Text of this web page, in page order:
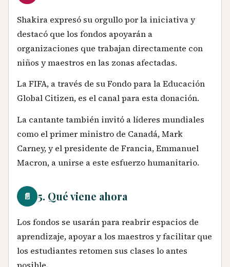
Shakira expresó su orgullo por la iniciativa y
destacó que los fondos apoyarán a
organizaciones que trabajan directamente con
niños y maestros en las zonas afectadas.
La FIFA, a través de su Fondo para la Educación
Global Citizen, es el canal para esta donación.
La cantante también invitó a líderes mundiales
como el primer ministro de Canadá, Mark
Carney, y el presidente de Francia, Emmanuel
Macron, a unirse a este esfuerzo humanitario.
📄 5. Qué viene ahora
Los fondos se usarán para reabrir espacios de
aprendizaje, apoyar a los maestros y facilitar que
los estudiantes retomen sus clases lo antes